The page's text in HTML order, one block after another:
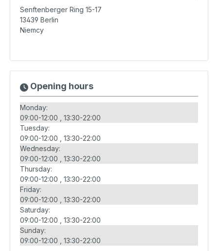
Senftenberger Ring 15-17
13439 Berlin
Niemcy
Opening hours
Monday:
09:00-12:00
13:30-22:00
Tuesday:
09:00-12:00
13:30-22:00
Wednesday:
09:00-12:00
13:30-22:00
Thursday:
09:00-12:00
13:30-22:00
Friday:
09:00-12:00
13:30-22:00
Saturday:
09:00-12:00
13:30-22:00
Sunday:
09:00-12:00
13:30-22:00